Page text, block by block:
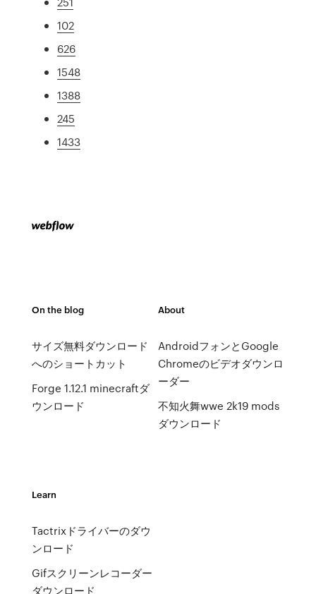
102
626
1548
1388
245
1433
On the blog
サイズ無料ダウンロード
へのショートカット
Forge 1.12.1 minecraftダ
ウンロード
About
AndroidフォンとGoogle
Chromeのビデオダウンロ
ーダー
不知火舞wwe 2k19 mods
ダウンロード
Learn
Tactrixドライバーのダウ
ンロード
Gifスクリーンレコーダー
ダウンロード